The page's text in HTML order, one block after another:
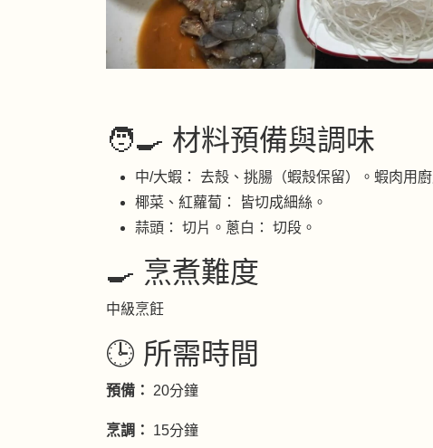
🧑‍🍳 材料預備與調味
中/大蝦： 去殼、挑腸（蝦殼保留）。蝦肉用
椰菜、紅蘿蔔： 皆切成細絲。
蒜頭： 切片。蔥白： 切段。
🍳 烹煮難度
中級烹飪
🕒 所需時間
預備： 20分鐘
烹調： 15分鐘